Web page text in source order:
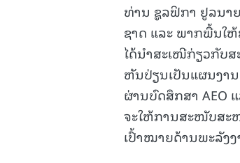
ທ່ານ ຊູລຟິກາ ຢູລນາ
ຊາດ ແລະ ພາກພື້ນໃ
ໄດ້ນໍາສະເໜີກ່ຽວກັບ
ຫັນປ່ຽນເປັນແຜນງານ
ຜ່ານບົດສຶກສາ AEO
ຈະໃຫ້ການສະໜັບສະ
ເປົ້າໝາຍດ້ານພະລັງ